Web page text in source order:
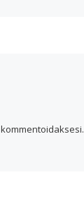
kommentoidaksesi.